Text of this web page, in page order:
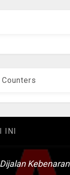
INI
Kebenaran